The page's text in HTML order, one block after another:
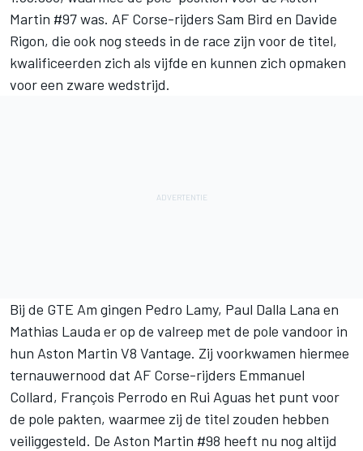
Martin #97 was. AF Corse-rijders Sam Bird en Davide
Rigon, die ook nog steeds in de race zijn voor de titel,
kwalificeerden zich als vijfde en kunnen zich opmaken
voor een zware wedstrijd.
Bij de GTE Am gingen Pedro Lamy, Paul Dalla Lana en
Mathias Lauda er op de valreep met de pole vandoor in
hun Aston Martin V8 Vantage. Zij voorkwamen hiermee
ternauwernood dat AF Corse-rijders Emmanuel
Collard, François Perrodo en Rui Aguas het punt voor
de pole pakten, waarmee zij de titel zouden hebben
veiliggesteld. De Aston Martin #98 heeft nu nog altijd